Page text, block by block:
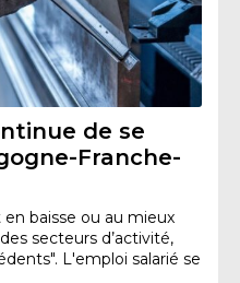
de se
Franche-
en baisse ou au mieux
secteurs d’activité,
L'emploi salarié se